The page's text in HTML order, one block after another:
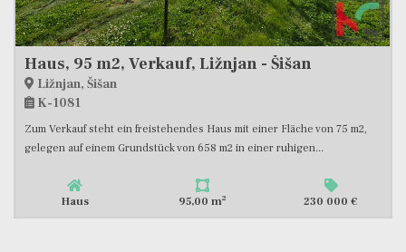
Haus, 95 m2, Verkauf, Ližnjan - Šišan
Ližnjan, Šišan
K-1081
Zum Verkauf steht ein freistehendes Haus mit einer Fläche von 75 m2,
gelegen auf einem Grundstück von 658 m2 in einer ruhigen...
Haus 95,00 m2 230 000 €